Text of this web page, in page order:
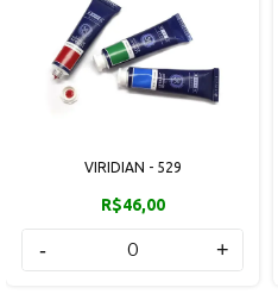
VIRIDIAN - 529
R$46,00
- +